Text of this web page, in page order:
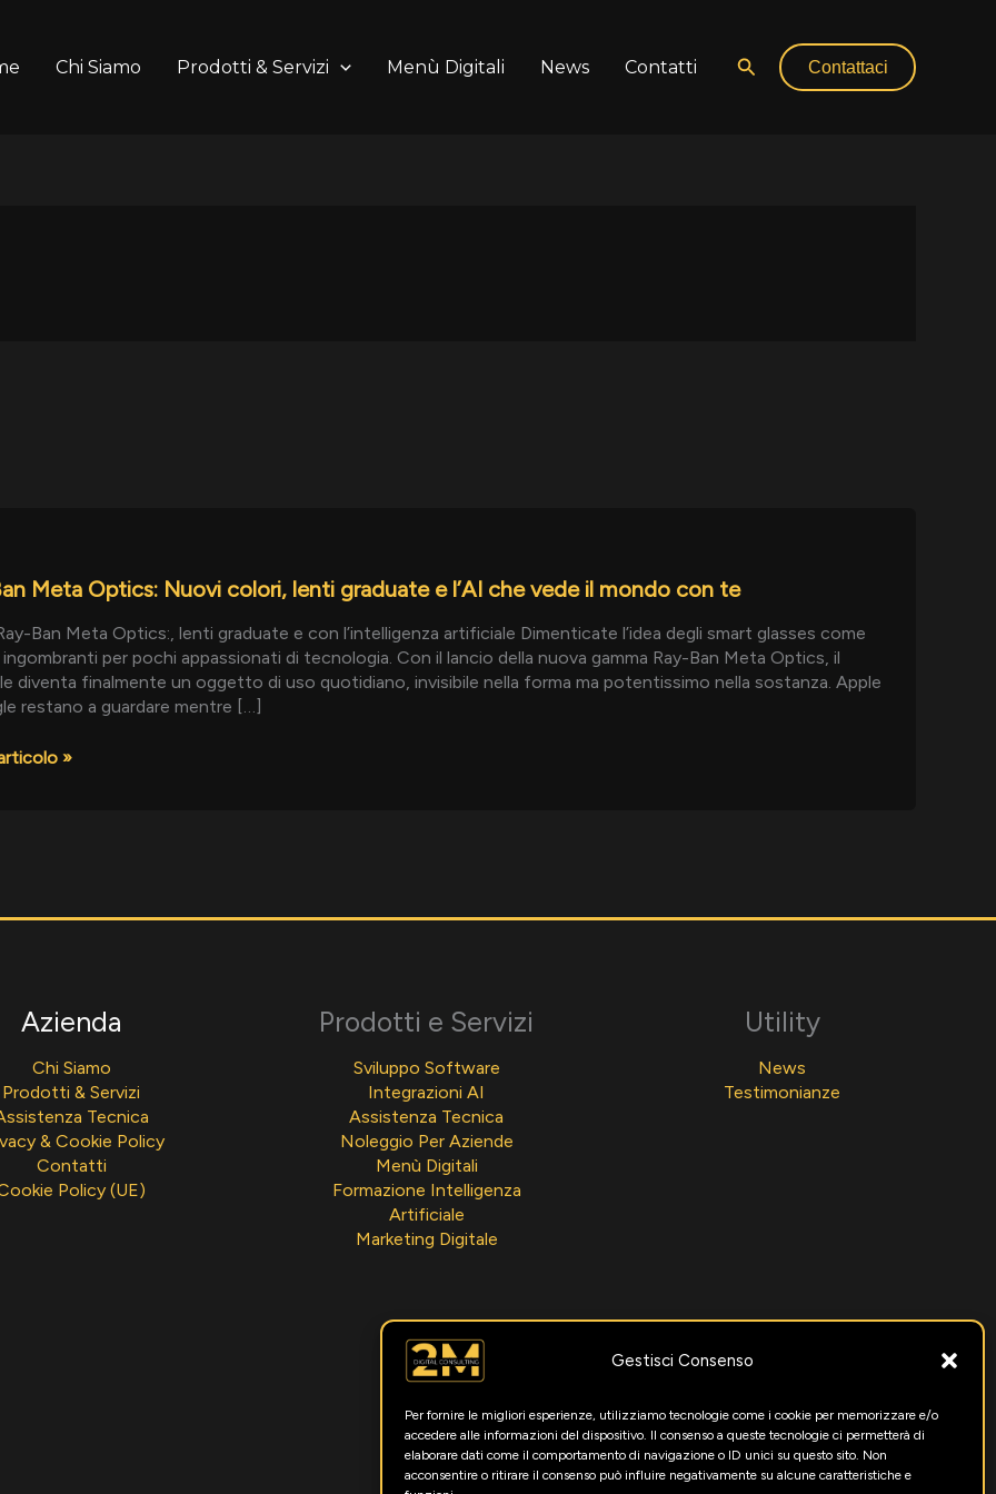
Gestisci Consenso
Per fornire le migliori esperienze, utilizziamo tecnologie come i cookie per memorizzare e/o
accedere alle informazioni del dispositivo. Il consenso a queste tecnologie ci permetterà di
elaborare dati come il comportamento di navigazione o ID unici su questo sito. Non
acconsentire o ritirare il consenso può influire negativamente su alcune caratteristiche e
Chi Siamo Prodotti & Servizi Menù Digitali News Contatti Cerca Contattaci
Meta Optics: Nuovi colori, lenti graduate e l’AI che vede il mondo con te
Ban Meta Optics:, lenti graduate e con l’intelligenza artificiale Dimenticate l’idea degli smart glasses come
per pochi appassionati di tecnologia. Con il lancio della nuova gamma Ray-Ban Meta Optics, il
diventa finalmente un oggetto di uso quotidiano, invisibile nella forma ma potentissimo nella sostanza. Apple
restano a guardare mentre […]
»
Azienda
Chi Siamo
Prodotti & Servizi
Tecnica
& Cookie Policy
Contatti
Policy (UE)
Prodotti e Servizi
Sviluppo Software
Integrazioni AI
Assistenza Tecnica
Noleggio Per Aziende
Menù Digitali
Formazione Intelligenza
Artificiale
Marketing Digitale
Utility
News
Testimonianze